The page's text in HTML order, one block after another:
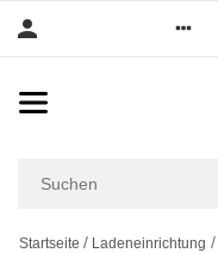
Startseite Ladeneinrichtung